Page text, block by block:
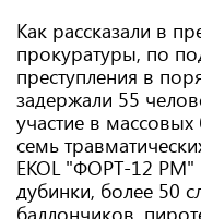
Как рассказали в
прокуратуры, по
преступления в
задержали 55
участие в
семь
EKOL "ФОРТ-12 РМ"
дубинки, более 50
баллончиков,